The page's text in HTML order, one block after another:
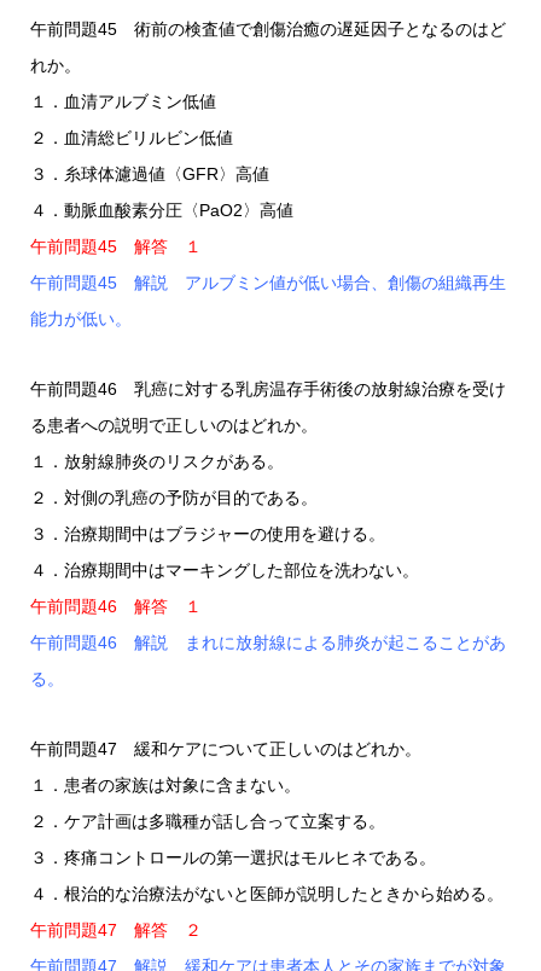
午前問題45 術前の検査値で創傷治癒の遅延因子となるのはど
れか。
１．血清アルブミン低値
２．血清総ビリルビン低値
３．糸球体濾過値〈GFR〉高値
４．動脈血酸素分圧〈PaO2〉高値
午前問題45 解答 １
午前問題45 解説 アルブミン値が低い場合、創傷の組織再生
能力が低い。
午前問題46 乳癌に対する乳房温存手術後の放射線治療を受け
る患者への説明で正しいのはどれか。
１．放射線肺炎のリスクがある。
２．対側の乳癌の予防が目的である。
３．治療期間中はブラジャーの使用を避ける。
４．治療期間中はマーキングした部位を洗わない。
午前問題46 解答 １
午前問題46 解説 まれに放射線による肺炎が起こることがあ
る。
午前問題47 緩和ケアについて正しいのはどれか。
１．患者の家族は対象に含まない。
２．ケア計画は多職種が話し合って立案する。
３．疼痛コントロールの第一選択はモルヒネである。
４．根治的な治療法がないと医師が説明したときから始める。
午前問題47 解答 ２
午前問題47 解説 緩和ケアは患者本人とその家族までが対象